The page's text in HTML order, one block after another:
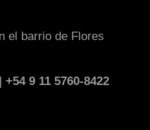
el barrio de Flores
+54 9 11 5760-8422